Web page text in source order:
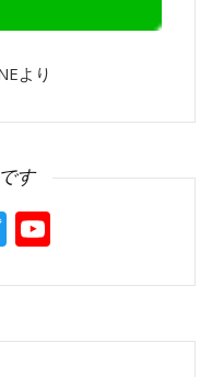
より
す
Twitter